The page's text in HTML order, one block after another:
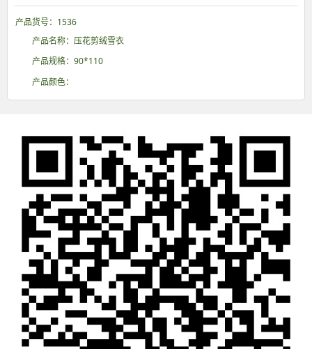
产品货号：1536
产品名称：压花剪绒雪衣
产品规格：90*110
产品颜色：